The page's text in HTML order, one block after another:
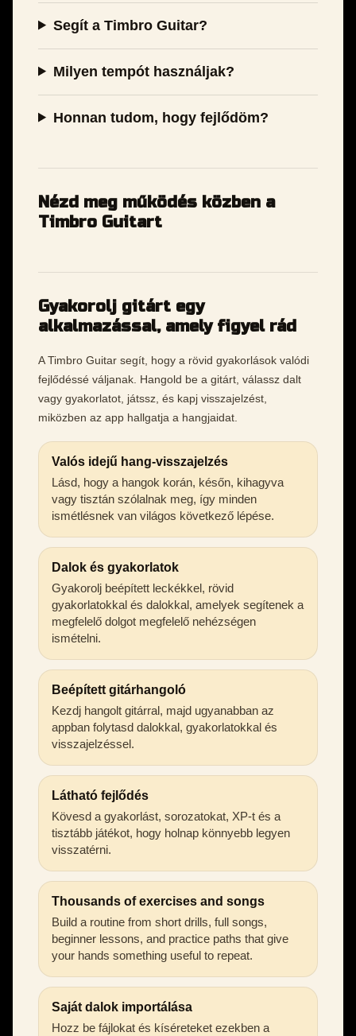
Segít a Timbro Guitar?
Milyen tempót használjak?
Honnan tudom, hogy fejlődöm?
Nézd meg működés közben a
Timbro Guitart
Gyakorolj gitárt egy
alkalmazással, amely figyel rád
A Timbro Guitar segít, hogy a rövid gyakorlások valódi
fejlődéssé váljanak. Hangold be a gitárt, válassz dalt
vagy gyakorlatot, játssz, és kapj visszajelzést,
miközben az app hallgatja a hangjaidat.
Valós idejű hang-visszajelzés
Lásd, hogy a hangok korán, későn, kihagyva
vagy tisztán szólalnak meg, így minden
ismétlésnek van világos következő lépése.
Dalok és gyakorlatok
Gyakorolj beépített leckékkel, rövid
gyakorlatokkal és dalokkal, amelyek segítenek a
megfelelő dolgot megfelelő nehézségen
ismételni.
Beépített gitárhangoló
Kezdj hangolt gitárral, majd ugyanabban az
appban folytasd dalokkal, gyakorlatokkal és
visszajelzéssel.
Látható fejlődés
Kövesd a gyakorlást, sorozatokat, XP-t és a
tisztább játékot, hogy holnap könnyebb legyen
visszatérni.
Thousands of exercises and songs
Build a routine from short drills, full songs,
beginner lessons, and practice paths that give
your hands something useful to repeat.
Saját dalok importálása
Hozz be fájlokat és kíséreteket ezekben a